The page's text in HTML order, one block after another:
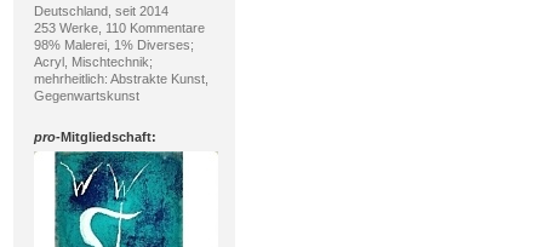
Deutschland, seit 2014
253 Werke, 110 Kommentare
98% Malerei, 1% Diverses;
Acryl, Mischtechnik;
mehrheitlich: Abstrakte Kunst,
Gegenwartskunst
pro-Mitgliedschaft: